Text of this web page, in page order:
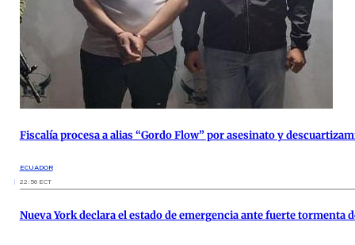
Fiscalía procesa a alias “Gordo Flow” por asesinato y
ECUADOR
22:56 ECT
Nueva York declara el estado de emergencia ante fuerte tormenta